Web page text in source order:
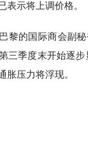
表示将上调价格。
黎的国际商会副
三季度末开始逐
胀压力将浮现。